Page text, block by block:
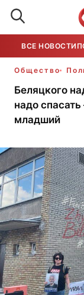
ВСЕ НОВОСТИ
Общество
Беляцкого
надо
младший